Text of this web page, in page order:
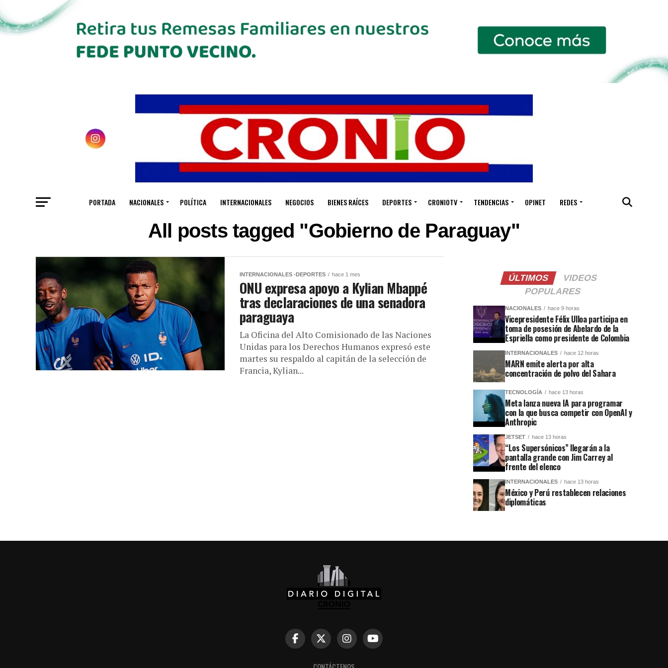
PORTADA NACIONALES POLÍTICA INTERNACIONALES NEGOCIOS BIENES RAÍCES DEPORTES CRONIOTV TENDENCIAS OPINET REDES
All posts tagged "Gobierno de Paraguay"
INTERNACIONALES -DEPORTES hace 1 mes
ONU expresa apoyo a Kylian Mbappé
tras declaraciones de una senadora
paraguaya
La Oficina del Alto Comisionado de las Naciones
Unidas para los Derechos Humanos expresó este
martes su respaldo al capitán de la selección de
Francia, Kylian...
ÚLTIMOS
VIDEOS
POPULARES
NACIONALES hace 9 horas
Vicepresidente Félix Ulloa participa en
toma de posesión de Abelardo de la
Espriella como presidente de Colombia
INTERNACIONALES hace 12 horas
MARN emite alerta por alta
concentración de polvo del Sahara
TECNOLOGÍA hace 13 horas
Meta lanza nueva IA para programar
con la que busca competir con OpenAI y
Anthropic
JETSET hace 13 horas
“Los Supersónicos” llegarán a la
pantalla grande con Jim Carrey al
frente del elenco
INTERNACIONALES hace 13 horas
México y Perú restablecen relaciones
diplomáticas